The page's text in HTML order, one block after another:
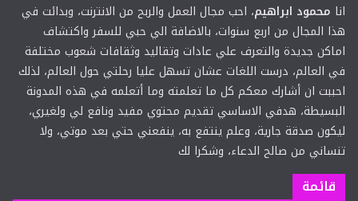
انا محمود ابراهيم، احب مجال العمل والربح من الانترنت، وبدائت في
هذا المجال من اربع سنوات، بالاضافة الي حبي للسفر واكتشاف
اماكن جديدة والتعرف علي عادات وتقاليد وثقافات شعوب مختلفة
في العالم، درست اللغات عشان تسهل عليا رحلتي حول العالم، لذلك
احببت ان أشارك معكم كل ما تعلمته وما أتعلمه في هذه المدونة
البسيطة، هدفي الاساسي تقديم محتوي مفيد ونافع لي ولغيري،
ليكون صدقة جارية، وعلم ينتفع به، ينفعني حتي بعد موتي، ولا
تنساني من صالح الدعاء، وشكرا لك
قائمة